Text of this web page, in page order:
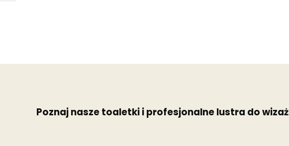
Poznaj nasze toaletki i profesjonalne lustra do